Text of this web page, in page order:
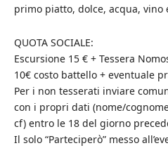
primo piatto, dolce, acqua, vino
QUOTA SOCIALE:
Escursione 15 € + Tessera
10€ costo battello + eventuale
Per i non tesserati inviare
con i propri dati (nome/
cf) entro le 18 del giorno
Il solo “Parteciperò” messo